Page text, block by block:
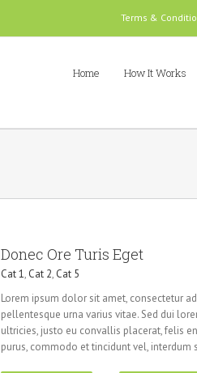
Terms &
Home How It Works
Donec Ore Turis Eget
Cat 1, Cat 2, Cat 5
Lorem ipsum dolor sit amet, consectetur
pellentesque urna varius vitae. Sed dui
ultricies, justo eu convallis placerat, felis
purus, commodo et tincidunt vel, interdum